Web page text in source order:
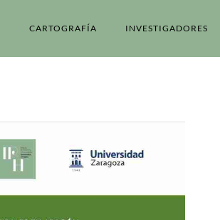
CARTOGRAFÍA INVESTIGADORES